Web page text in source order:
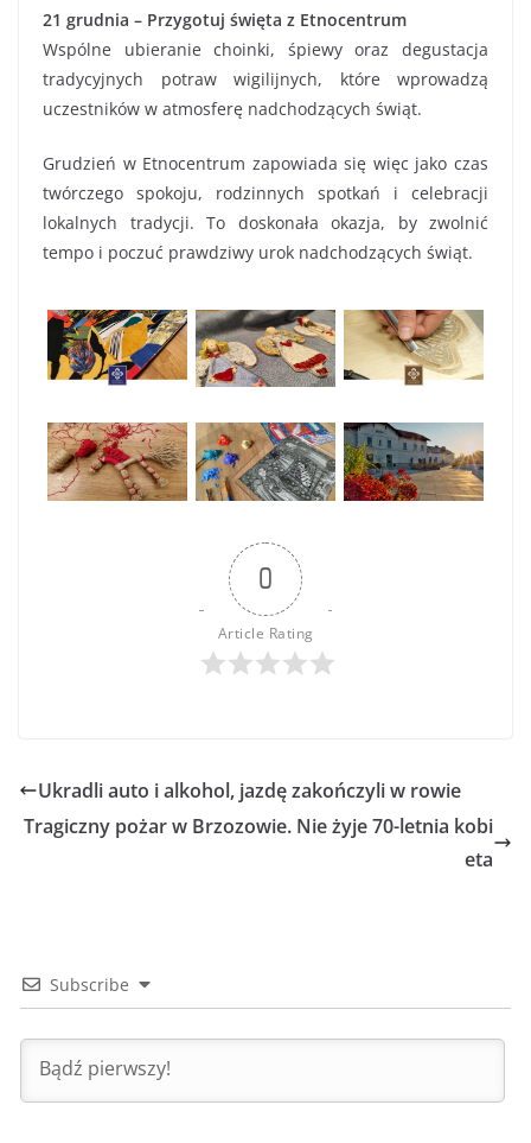
21 grudnia – Przygotuj święta z Etnocentrum
Wspólne ubieranie choinki, śpiewy oraz degustacja
tradycyjnych potraw wigilijnych, które wprowadzą
uczestników w atmosferę nadchodzących świąt.
Grudzień w Etnocentrum zapowiada się więc jako czas
twórczego spokoju, rodzinnych spotkań i celebracji
lokalnych tradycji. To doskonała okazja, by zwolnić
tempo i poczuć prawdziwy urok nadchodzących świąt.
0
Article Rating
Ukradli auto i alkohol, jazdę zakończyli w rowie
Tragiczny pożar w Brzozowie. Nie żyje 70-letnia kobi
eta
Subscribe